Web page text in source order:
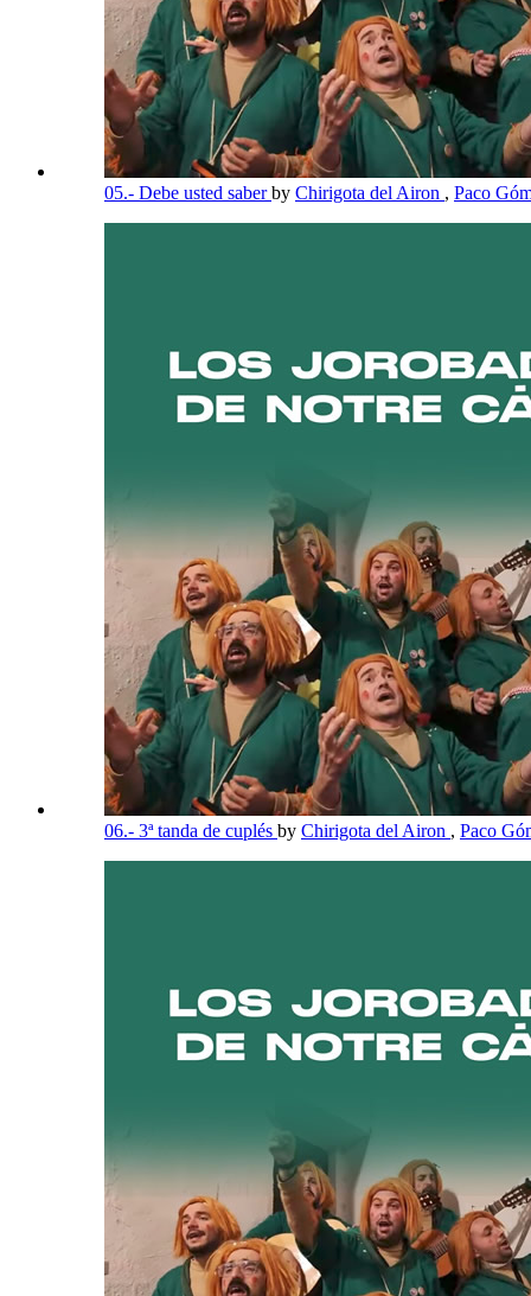
05.- Debe usted saberby Chirigota del Airon , Paco
06.- 3ª tanda de cuplés by Chirigota del Airon , Paco